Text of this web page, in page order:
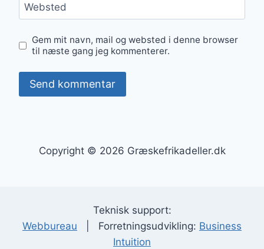
Websted
Gem mit navn, mail og websted i denne browser
til næste gang jeg kommenterer.
Copyright © 2026 Græskefrikadeller.dk
Teknisk support:
Webbureau | Forretningsudvikling: Business
Intuition